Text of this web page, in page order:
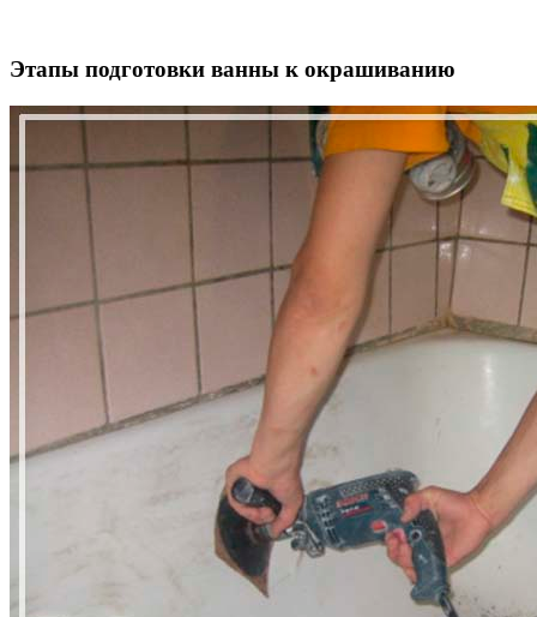
Этапы подготовки ванны к окрашиванию